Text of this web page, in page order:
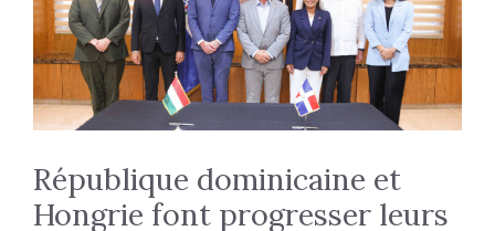
République dominicaine et
Hongrie font progresser leurs